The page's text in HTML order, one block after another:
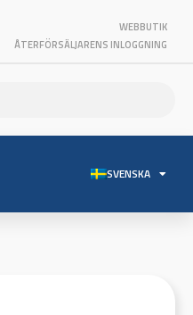
WEBBUTIK
ÅTERFÖRSÄLJARENS INLOGGNING
SVENSKA